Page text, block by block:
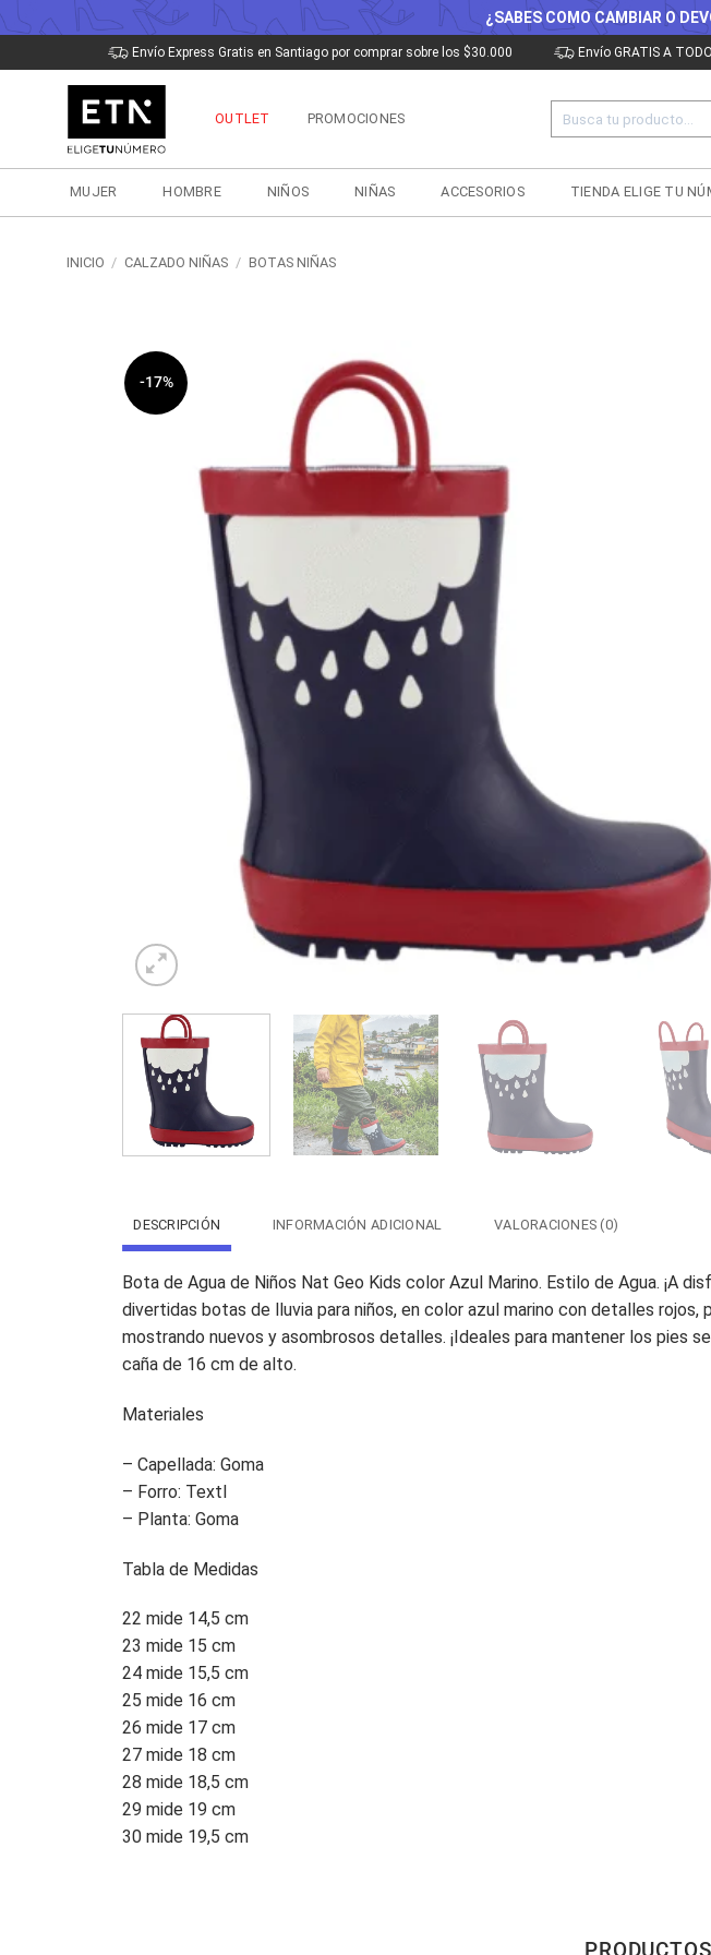
¿SABES COMO CAMBIAR O
al
Envío Express Gratis en Santiago por comprar sobre los $30.000 Envío GRATIS A
OUTLET PROMOCIONES
MUJER HOMBRE NIÑOS NIÑAS ACCESORIOS TIENDA ELIGE TU
INICIO / CALZADO NIÑAS / BOTAS NIÑAS
-17%
DESCRIPCIÓN INFORMACIÓN ADICIONAL VALORACIONES (0)
Bota de Agua de Niños Nat Geo Kids color Azul Marino. Estilo de Agua. ¡A
divertidas botas de lluvia para niños, en color azul marino con detalles
mostrando nuevos y asombrosos detalles. ¡Ideales para mantener los pies
caña de 16 cm de alto.
Materiales
– Capellada: Goma
– Forro: Textl
– Planta: Goma
Tabla de Medidas
22 mide 14,5 cm
23 mide 15 cm
24 mide 15,5 cm
25 mide 16 cm
26 mide 17 cm
27 mide 18 cm
28 mide 18,5 cm
29 mide 19 cm
30 mide 19,5 cm